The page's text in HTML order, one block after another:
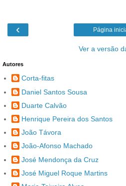
‹ Página
Ver a versão
Autores
Corta-fitas
Daniel Santos Sousa
Duarte Calvão
Henrique Pereira dos Santos
João Távora
João-Afonso Machado
José Mendonça da Cruz
José Miguel Roque Martins